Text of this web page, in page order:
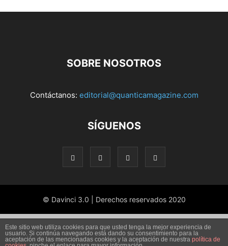
SOBRE NOSOTROS
Contáctanos: editorial@quanticamagazine.com
SÍGUENOS
© Davinci 3.0 | Derechos reservados 2020
Este sitio web utiliza cookies para que usted tenga la mejor experiencia de
usuario. Si continúa navegando está dando su consentimiento para la
aceptación de las mencionadas cookies y la aceptación de nuestra política de